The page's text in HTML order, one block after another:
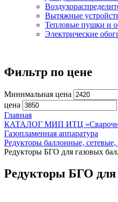
Вытяжные
Тепловые пушки и
Электрические
Фильтр по цене
Минимальная цена
цена
Главная
КАТАЛОГ МИП ИТЦ
Газопламенная аппаратура
Редукторы баллонные,
Редукторы БГО для газовых
Редукторы БГО для